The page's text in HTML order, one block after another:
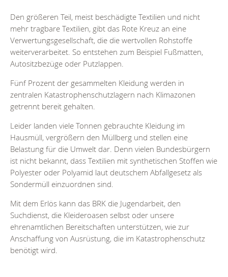
Den größeren Teil, meist beschädigte Textilien und nicht
mehr tragbare Textilien, gibt das Rote Kreuz an eine
Verwertungsgesellschaft, die die wertvollen Rohstoffe
weiterverarbeitet. So entstehen zum Beispiel Fußmatten,
Autositzbezüge oder Putzlappen.
Fünf Prozent der gesammelten Kleidung werden in
zentralen Katastrophenschutzlagern nach Klimazonen
getrennt bereit gehalten.
Leider landen viele Tonnen gebrauchte Kleidung im
Hausmüll, vergrößern den Müllberg und stellen eine
Belastung für die Umwelt dar. Denn vielen Bundesbürgern
ist nicht bekannt, dass Textilien mit synthetischen Stoffen wie
Polyester oder Polyamid laut deutschem Abfallgesetz als
Sondermüll einzuordnen sind.
Mit dem Erlös kann das BRK die Jugendarbeit, den
Suchdienst, die Kleideroasen selbst oder unsere
ehrenamtlichen Bereitschaften unterstützen, wie zur
Anschaffung von Ausrüstung, die im Katastrophenschutz
benötigt wird.